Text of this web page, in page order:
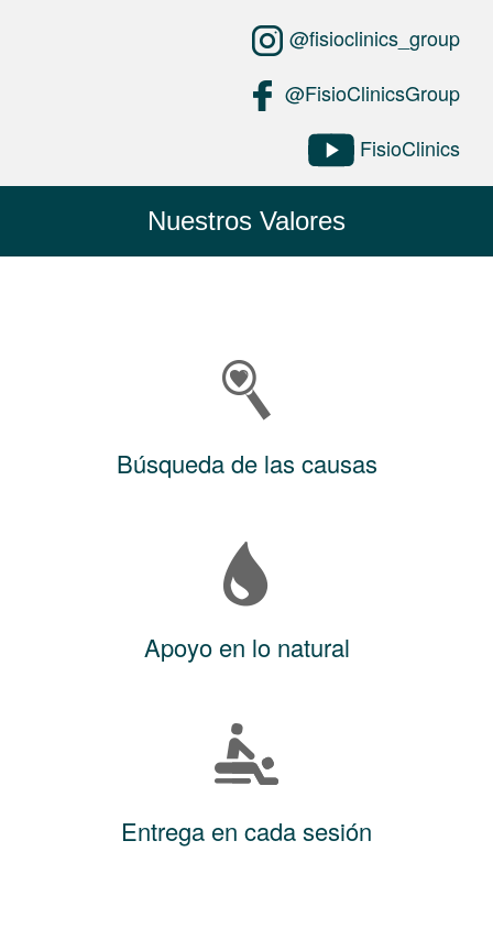
@fisioclinics_group
@FisioClinicsGroup
FisioClinics
Nuestros Valores
Búsqueda de las causas
Apoyo en lo natural
Entrega en cada sesión